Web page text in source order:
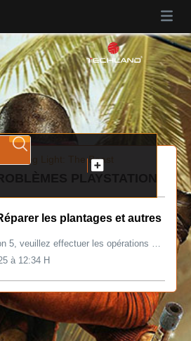
Dying Light: The Beast
les plantages et autres
Pour la PlayStation 5, veuillez effectuer les opérations suivantes : Éteignez la console, mais n'entrez pas en mode repos Attendez 20 secondes Débra...
à 12:34 H